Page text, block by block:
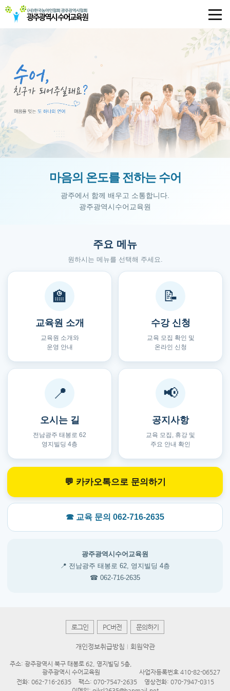
마음의 온도를 전하는 수어
광주에서 함께 배우고 소통합니다.
광주광역시수어교육원
주요 메뉴
원하시는 메뉴를 선택해 주세요.
🏫
교육원 소개
교육원 소개와
운영 안내
📝
수강 신청
교육 모집 확인 및
온라인 신청
📍
오시는 길
전남광주 태봉로 62
영지빌딩 4층
📢
공지사항
교육 모집, 휴강 및
주요 안내 확인
💬 카카오톡으로 문의하기
☎ 교육 문의 062-716-2635
광주광역시수어교육원
📍 전남광주 태봉로 62, 영지빌딩 4층
☎ 062-716-2635
로그인 PC버전 문의하기
개인정보취급방침 회원약관
주소: 광주광역시 북구 태봉로 62, 영지빌딩 5층,
광주광역시 수어교육원
사업자등록번호 410-82-06527
전화: 062-716-2635 팩스: 070-7547-2635 영상전화: 070-7947-0315